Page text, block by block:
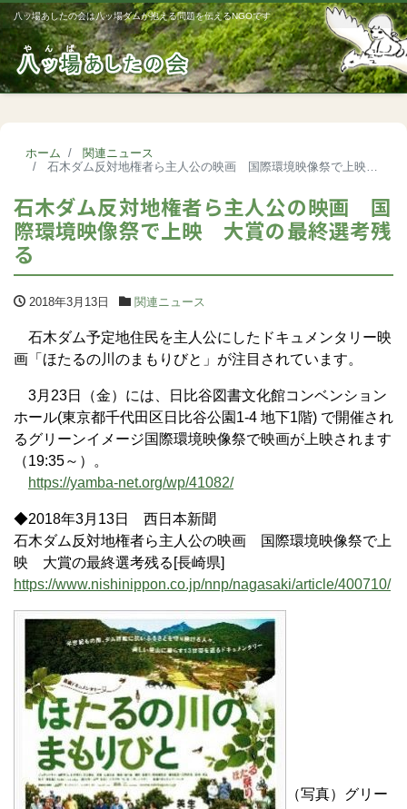
八ッ場あしたの会は八ッ場ダムが抱える問題を伝えるNGOです
ホーム
関連ニュース
石木ダム反対地権者ら主人公の映画 国際環境映像祭で上映 大賞の最終選考残る
石木ダム反対地権者ら主人公の映画 国
際環境映像祭で上映 大賞の最終選考残
る
2018年3月13日 関連ニュース
石木ダム予定地住民を主人公にしたドキュメンタリー映
画「ほたるの川のまもりびと」が注目されています。
3月23日（金）には、日比谷図書文化館コンベンション
ホール(東京都千代田区日比谷公園1-4 地下1階) で開催され
るグリーンイメージ国際環境映像祭で映画が上映されます
（19:35～）。
https://yamba-net.org/wp/41082/
◆2018年3月13日 西日本新聞
石木ダム反対地権者ら主人公の映画 国際環境映像祭で上
映 大賞の最終選考残る[長崎県]
https://www.nishinippon.co.jp/nnp/nagasaki/article/400710/
（写真）グリー